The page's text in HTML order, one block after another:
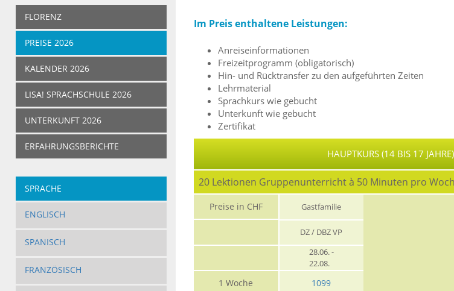
FLORENZ
PREISE 2026
KALENDER 2026
LISA! SPRACHSCHULE 2026
UNTERKUNFT 2026
ERFAHRUNGSBERICHTE
SPRACHE
ENGLISCH
SPANISCH
FRANZÖSISCH
Im Preis enthaltene Leistungen:
Anreiseinformationen
Freizeitprogramm (obligatorisch)
Hin- und Rücktransfer zu den aufgeführten Zeiten
Lehrmaterial
Sprachkurs wie gebucht
Unterkunft wie gebucht
Zertifikat
HAUPTKURS (14 BIS 17 JAHRE)
20 Lektionen Gruppenunterricht à 50 Minuten pro
Preise in CHF Gastfamilie
DZ / DBZ VP
28.06. -
22.08.
1 Woche 1099